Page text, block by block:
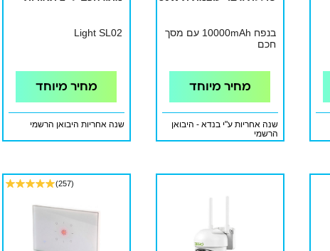
בנפח 10000mAh עם מסך
חכם
מחיר מיוחד
שנה אחריות ע"י בנדא - היבואן
הרשמי
Light SL02
מחיר מיוחד
שנה אחריות היבואן הרשמי
(257)